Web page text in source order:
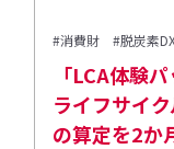
#消費財 #脱炭素
「LCA体験
ライフサイ
の算定を2か